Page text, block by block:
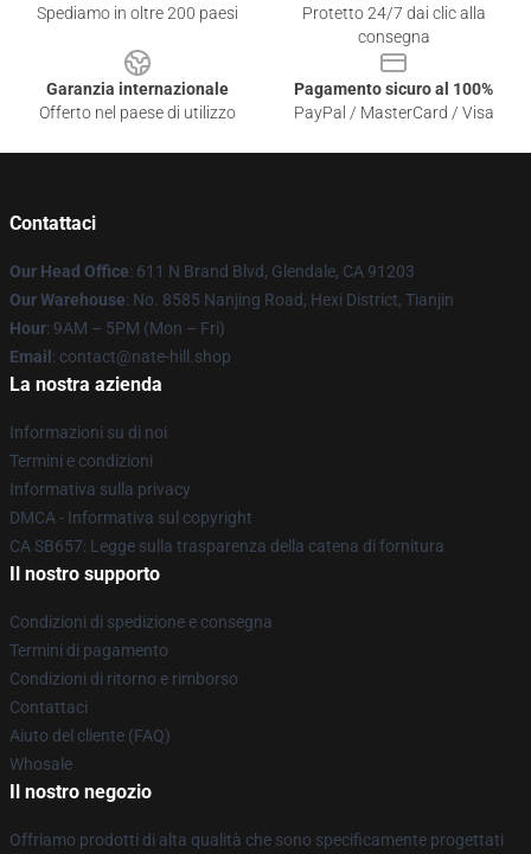
Spediamo in oltre 200 paesi
Protetto 24/7 dai clic alla
consegna
Garanzia internazionale
Offerto nel paese di utilizzo
Pagamento sicuro al 100%
PayPal / MasterCard / Visa
Contattaci
Our Head Office: 611 N Brand Blvd, Glendale, CA 91203
Our Warehouse: No. 8585 Nanjing Road, Hexi District, Tianjin
Hour: 9AM – 5PM (Mon – Fri)
Email : contact@nate-hill.shop
La nostra azienda
Informazioni su di noi
Termini e condizioni
Informativa sulla privacy
DMCA - Informativa sul copyright
CA SB657: Legge sulla trasparenza della catena di fornitura
Il nostro supporto
Condizioni di spedizione e consegna
Termini di pagamento
Condizioni di ritorno e rimborso
Contattaci
Aiuto del cliente (FAQ)
Whosale
Il nostro negozio
Offriamo prodotti di alta qualità che sono specificamente progettati